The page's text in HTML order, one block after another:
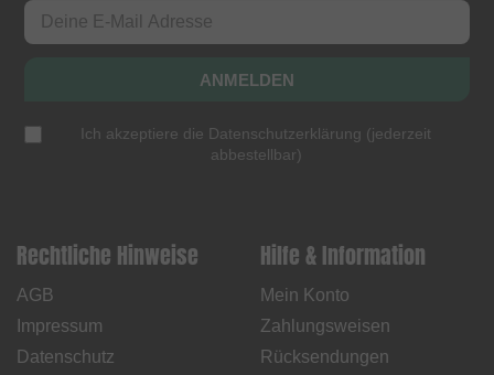
ANMELDEN
Ich akzeptiere die Datenschutzerklärung (jederzeit
abbestellbar)
Rechtliche Hinweise
AGB
Impressum
Datenschutz
Hilfe & Information
Mein Konto
Zahlungsweisen
Rücksendungen